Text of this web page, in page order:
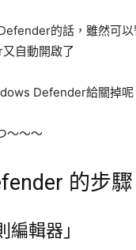
的話，雖然可
自動開啟了
Defender給關掉呢
～～～
的步驟
輯器」